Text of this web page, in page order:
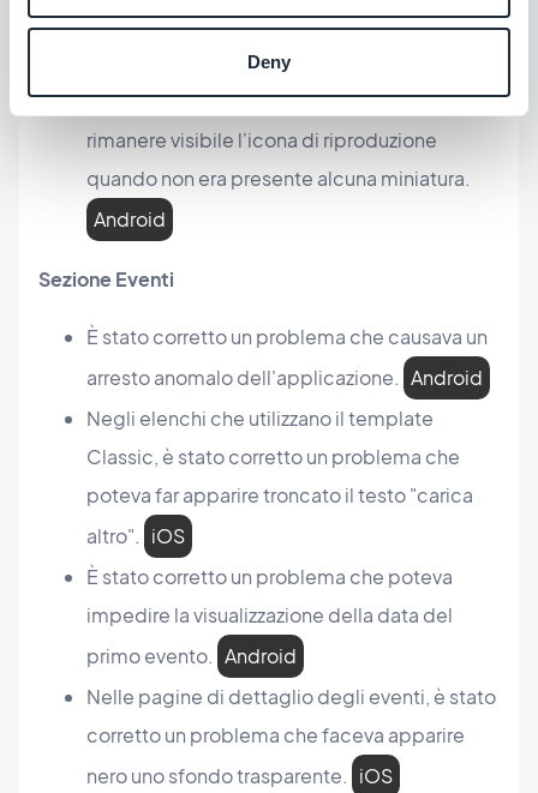
Deny
È stato corretto un problema che faceva
rimanere visibile l'icona di riproduzione
quando non era presente alcuna miniatura.
Android
Sezione Eventi
È stato corretto un problema che causava un
arresto anomalo dell'applicazione. Android
Negli elenchi che utilizzano il template
Classic, è stato corretto un problema che
poteva far apparire troncato il testo "carica
altro". iOS
È stato corretto un problema che poteva
impedire la visualizzazione della data del
primo evento. Android
Nelle pagine di dettaglio degli eventi, è stato
corretto un problema che faceva apparire
nero uno sfondo trasparente. iOS